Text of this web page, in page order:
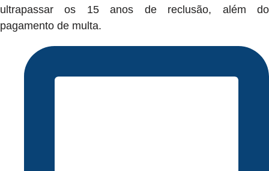
ultrapassar os 15 anos de reclusão, além do
pagamento de multa.